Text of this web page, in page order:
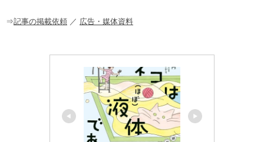
o
⇒記事の掲載依頼 ／ 広告・媒体資料